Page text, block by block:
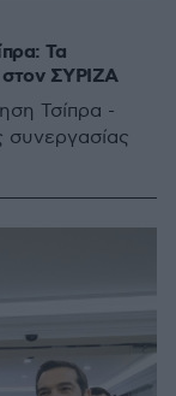
Τα
στον ΣΥΡΙΖΑ
Τσίπρα -
συνεργασίας